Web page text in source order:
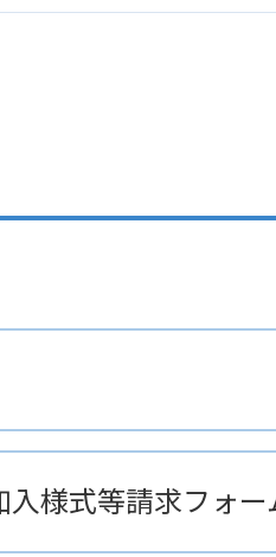
様式等請求フォー